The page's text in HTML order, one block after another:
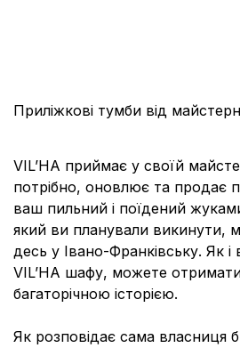
Приліжкові тумби від
VIL’HA приймає у своїй
потрібно, оновлює та продає
ваш пильний і поїдений
який ви планували викинути,
десь у Івано-Франківську. Як
VIL’HA шафу, можете
багаторічною історією.
Як розповідає сама власниця